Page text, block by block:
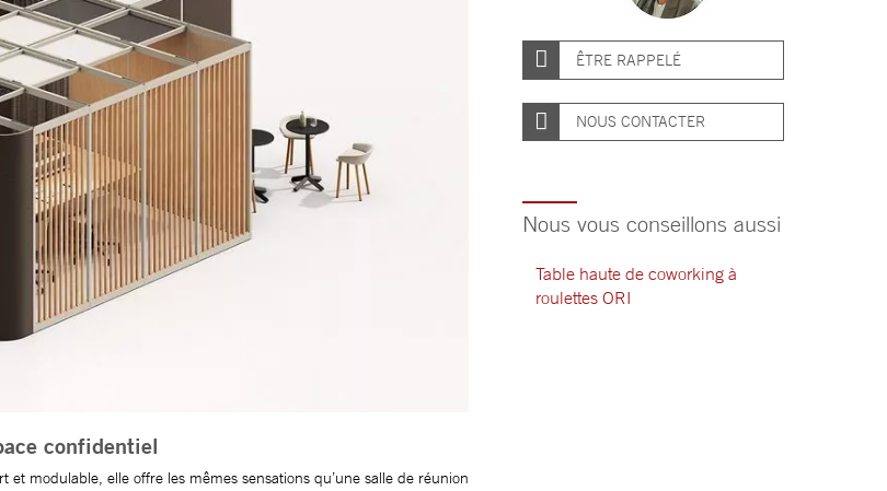
confidentiel
modulable, elle offre les mêmes sensations qu’une salle de réunion
ÊTRE RAPPELÉ
NOUS CONTACTER
Nous vous conseillons aussi
Table haute de coworking à
roulettes ORI